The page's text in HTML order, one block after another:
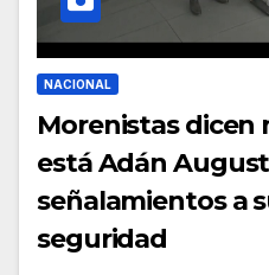
NACIONAL
Morenistas dicen
está Adán
señalamientos a
seguridad